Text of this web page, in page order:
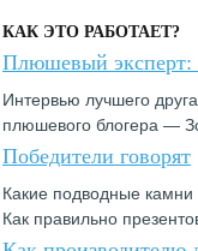
КАК ЭТО РАБОТАЕТ?
Плюшевый эксперт:
Интервью лучшего
плюшевого блогера —
Победители говорят
Какие подводные камни
Как правильно